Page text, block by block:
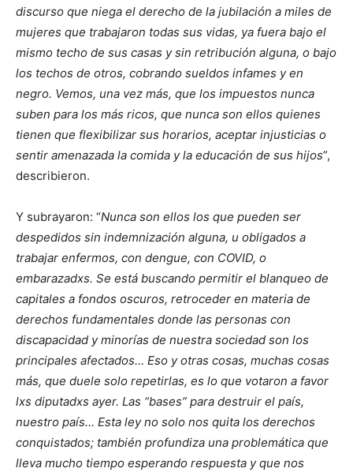
discurso que niega el derecho de la jubilación a miles de
mujeres que trabajaron todas sus vidas, ya fuera bajo el
mismo techo de sus casas y sin retribución alguna, o bajo
los techos de otros, cobrando sueldos infames y en
negro. Vemos, una vez más, que los impuestos nunca
suben para los más ricos, que nunca son ellos quienes
tienen que flexibilizar sus horarios, aceptar injusticias o
sentir amenazada la comida y la educación de sus hijos”,
describieron.
Y subrayaron: “Nunca son ellos los que pueden ser
despedidos sin indemnización alguna, u obligados a
trabajar enfermos, con dengue, con COVID, o
embarazadxs. Se está buscando permitir el blanqueo de
capitales a fondos oscuros, retroceder en materia de
derechos fundamentales donde las personas con
discapacidad y minorías de nuestra sociedad son los
principales afectados… Eso y otras cosas, muchas cosas
más, que duele solo repetirlas, es lo que votaron a favor
lxs diputadxs ayer. Las “bases” para destruir el país,
nuestro país… Esta ley no solo nos quita los derechos
conquistados; también profundiza una problemática que
lleva mucho tiempo esperando respuesta y que nos